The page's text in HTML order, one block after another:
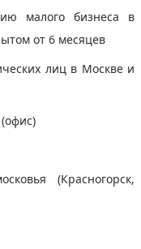
малого бизнеса в
от 6 месяцев
лиц в Москве и
(Красногорск,